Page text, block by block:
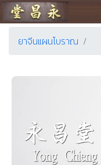
ร้านขายยา ย่งเชียงตึ๊ง
ยาจีนแผนโบราณ